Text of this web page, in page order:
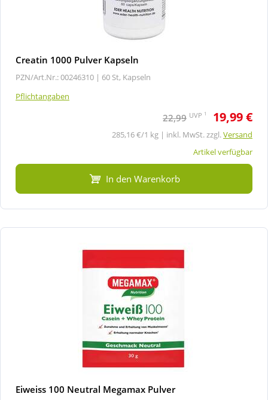
Creatin 1000 Pulver Kapseln
PZN/Art.Nr.: 00246310 | 60 St, Kapseln
Pflichtangaben
22,99 UVP 1 19,99 €
285,16 €/1 kg | inkl. MwSt. zzgl.Versand
Artikel verfügbar
In den Warenkorb
Eiweiss 100 Neutral Megamax Pulver